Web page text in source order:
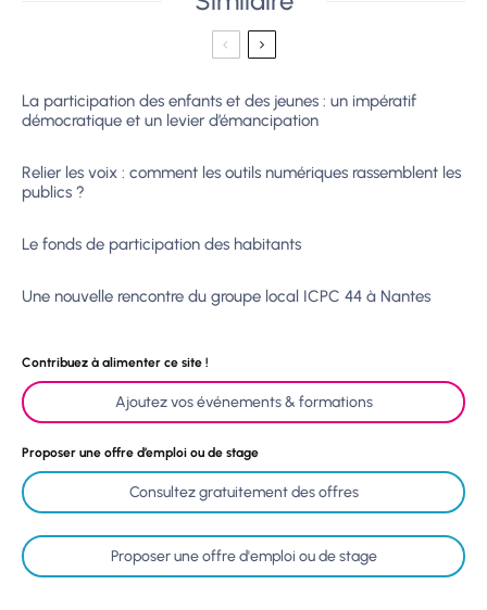
La participation des enfants et des jeunes : un impératif
démocratique et un levier d’émancipation
Relier les voix : comment les outils numériques rassemblent les
publics ?
Le fonds de participation des habitants
Une nouvelle rencontre du groupe local ICPC 44 à Nantes
Contribuez à alimenter ce site !
Ajoutez vos événements & formations
Proposer une offre d’emploi ou de stage
Consultez gratuitement des offres
Proposer une offre d'emploi ou de stage